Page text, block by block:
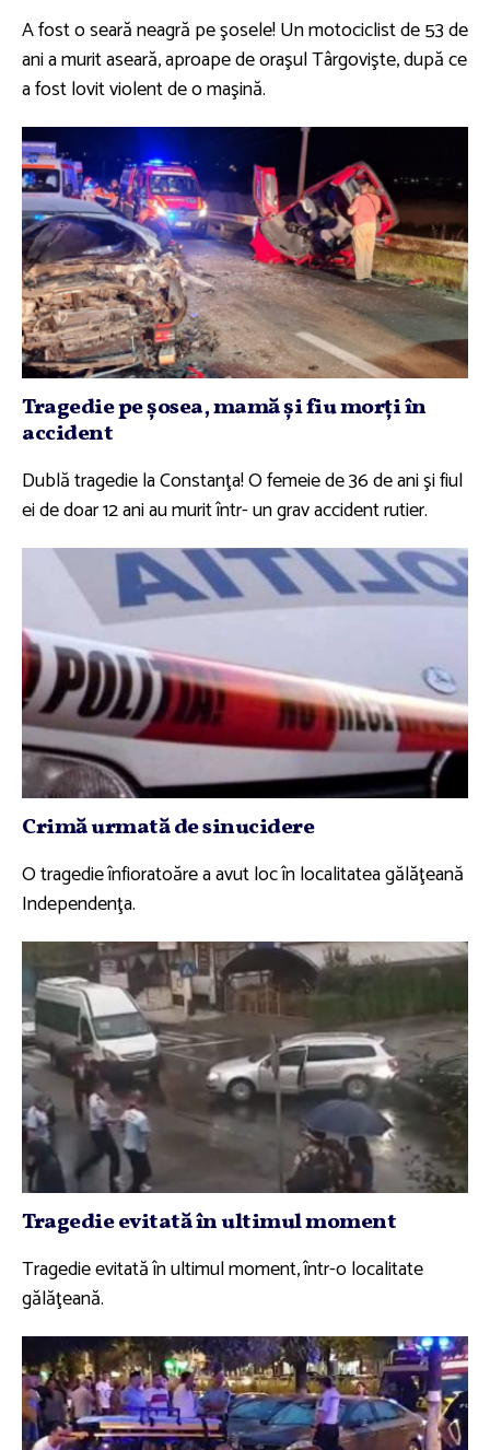
A fost o seară neagră pe şosele! Un motociclist de 53 de
ani a murit aseară, aproape de oraşul Târgovişte, după ce
a fost lovit violent de o maşină.
Tragedie pe şosea, mamă şi fiu morţi în
accident
Dublă tragedie la Constanţa! O femeie de 36 de ani şi fiul
ei de doar 12 ani au murit într- un grav accident rutier.
Crimă urmată de sinucidere
O tragedie înfioratoăre a avut loc în localitatea gălăţeană
Independenţa.
Tragedie evitată în ultimul moment
Tragedie evitată în ultimul moment, într-o localitate
gălăţeană.